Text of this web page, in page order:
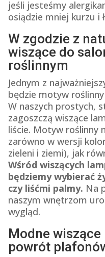
jeśli jesteśmy
osiądzie mniej kurzu i
W zgodzie z
wiszące do
roślinnym
Jednym z
będzie motyw
W naszych prostych,
zagoszczą wiszące
liście. Motyw roślinny
zarówno w wersji
zieleni i ziemi), jak
Wśród wiszących
będziemy wybierać
czy liśćmi palmy. Na
naszym wnętrzom
wygląd.
Modne
powrót